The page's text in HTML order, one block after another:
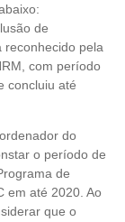
de
reconhecido pela
com período
concluiu até
do
o período de
de
em até 2020. Ao
que o